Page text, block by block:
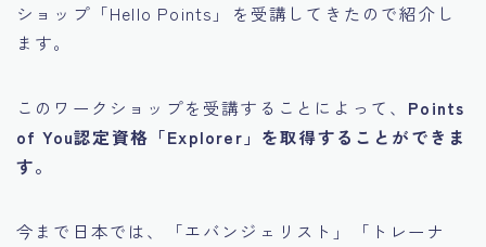
ショップ「Hello Points」を受講してきたので紹介し
ます。
このワークショップを受講することによって、 Points
of You認定資格「Explorer」を取得することができま
す。
今まで日本では、「エバンジェリスト」「トレーナ